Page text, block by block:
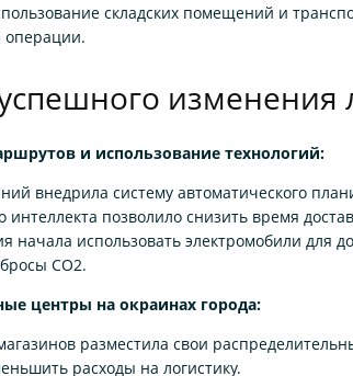
складских помещений и
операции.
изменения
и использование технологий:
внедрила систему автоматического
интеллекта позволило снизить время
начала использовать электромобили для
CO2.
центры на окраинах города:
разместила свои
расходы на логистику.